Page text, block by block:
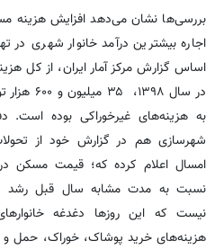
بررسی‌ها نشان می‌دهد افزایش
اجاره بیشترین درآمد خانوار شهری در
اساس گزارش مرکز آمار ایران، از کل
به هزینه‌های غیرخوراکی بوده است.
شهرسازی هم در گزارش خود از
نسبت به مدت مشابه سال قبل رشد
نیست که این روزها دغدغه
هزینه‌های خرید پوشاک، خوراک، حمل